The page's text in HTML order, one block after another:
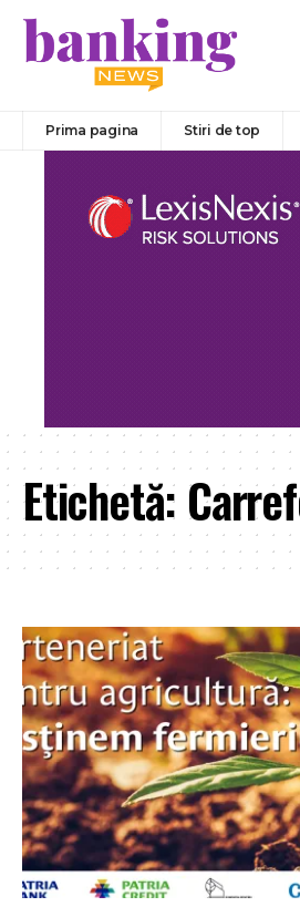
Prima pagina Stiri de top
Etichetă: